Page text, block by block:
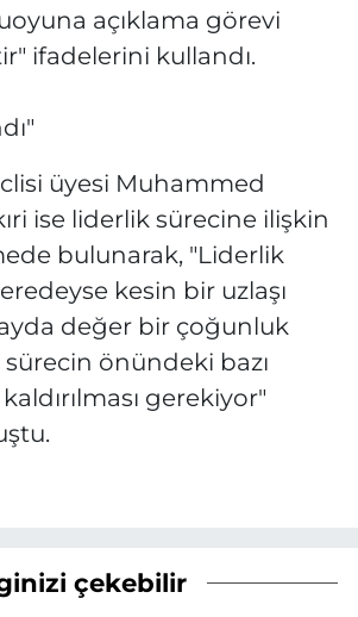
açıklama görevi
ifadelerini kullandı.
üyesi Muhammed
ise liderlik sürecine ilişkin
bulunarak, "Liderlik
kesin bir uzlaşı
değer bir çoğunluk
önündeki bazı
gerekiyor"
çekebilir